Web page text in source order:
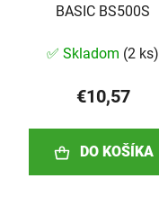
BASIC BS500S
✅ Skladom (2 ks)
€10,57
DO KOŠÍKA